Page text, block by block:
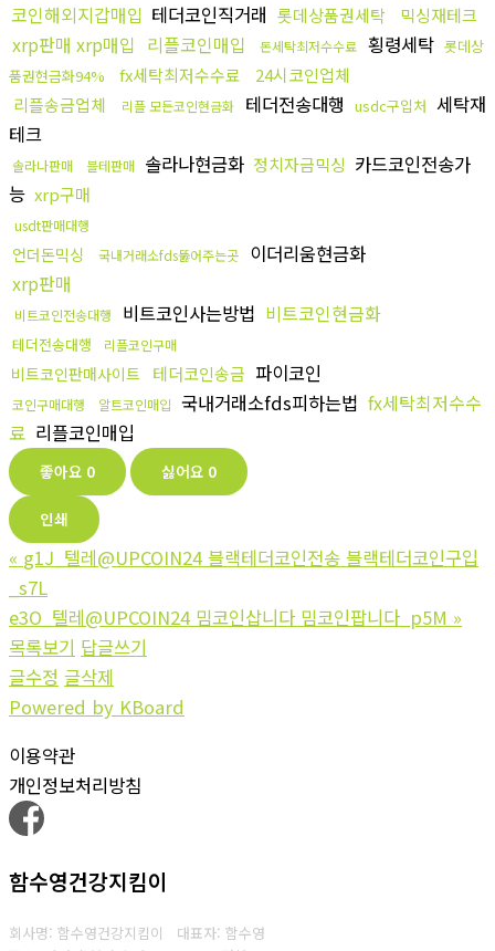
코인해외지갑매입 테더코인직거래 롯데상품권세탁 믹싱재테크
xrp판매 xrp매입 리플코인매입 돈세탁최저수수료 횡령세탁 롯데상
품권현금화94%
fx세탁최저수수료
24시코인업체
리플송금업체
리플 모든코인현금화 테더전송대행 usdc구입처 세탁재
테크
솔라나판매 블테판매 솔라나현금화 정치자금믹싱 카드코인전송가
능 xrp구매
usdt판매대행
언더돈믹싱 국내거래소fds뚫어주는곳
이더리움현금화
xrp판매
비트코인전송대행 비트코인사는방법 비트코인현금화
테더전송대행 리플코인구매
비트코인판매사이트 테더코인송금 파이코인
코인구매대행 알트코인매입 국내거래소fds피하는법 fx세탁최저수수
료 리플코인매입
좋아요 0 싫어요 0
인쇄
« g1J_텔레@UPCOIN24 블랙테더코인전송 블랙테더코인구입
_s7L
e3O_텔레@UPCOIN24 밈코인삽니다 밈코인팝니다_p5M »
목록보기 답글쓰기
글수정 글삭제
Powered by KBoard
이용약관
개인정보처리방침
함수영건강지킴이
회사명: 함수영건강지킴이 대표자: 함수영